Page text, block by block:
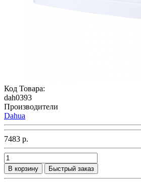
Код Товара:
dah0393
Производители
Dahua
7483 р.
В корзину Быстрый заказ